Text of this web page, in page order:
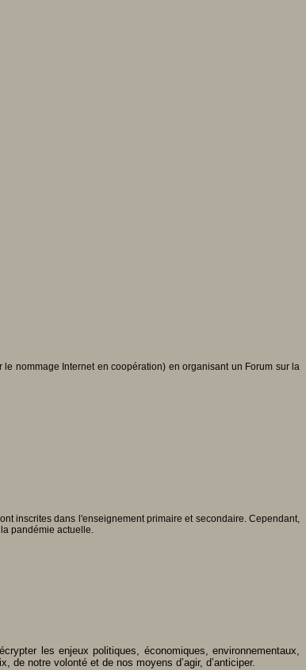
nommage Internet en coopération) en organisant un Forum sur la
inscrites dans l'enseignement primaire et secondaire. Cependant,
pandémie actuelle.
les enjeux politiques, économiques, environnementaux,
notre volonté et de nos moyens d’agir, d’anticiper.